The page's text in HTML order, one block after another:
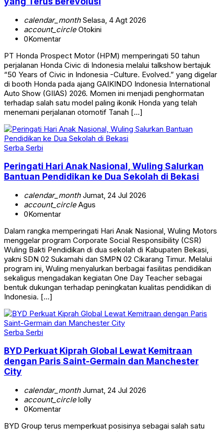
calendar_monthSelasa, 4 Agt 2026
account_circleOtokini
0Komentar
PT Honda Prospect Motor (HPM) memperingati 50 tahun
perjalanan Honda Civic di Indonesia melalui talkshow bertajuk
“50 Years of Civic in Indonesia -Culture. Evolved.” yang digelar
di booth Honda pada ajang GAIKINDO Indonesia International
Auto Show (GIIAS) 2026. Momen ini menjadi penghormatan
terhadap salah satu model paling ikonik Honda yang telah
menemani perjalanan otomotif Tanah […]
Serba Serbi
Peringati Hari Anak Nasional, Wuling Salurkan
Bantuan Pendidikan ke Dua Sekolah di Bekasi
calendar_monthJumat, 24 Jul 2026
account_circleAgus
0Komentar
Dalam rangka memperingati Hari Anak Nasional, Wuling Motors
menggelar program Corporate Social Responsibility (CSR)
Wuling Bakti Pendidikan di dua sekolah di Kabupaten Bekasi,
yakni SDN 02 Sukamahi dan SMPN 02 Cikarang Timur. Melalui
program ini, Wuling menyalurkan berbagai fasilitas pendidikan
sekaligus mengadakan kegiatan One Day Teacher sebagai
bentuk dukungan terhadap peningkatan kualitas pendidikan di
Indonesia. […]
Serba Serbi
BYD Perkuat Kiprah Global Lewat Kemitraan
dengan Paris Saint-Germain dan Manchester
City
calendar_monthJumat, 24 Jul 2026
account_circlelolly
0Komentar
BYD Group terus memperkuat posisinya sebagai salah satu